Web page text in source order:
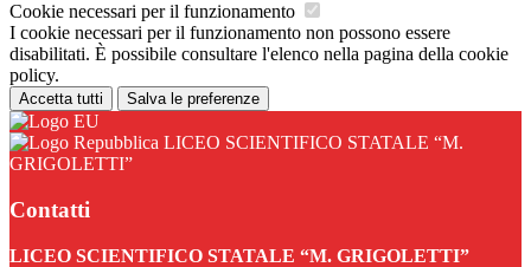
Cookie necessari per il funzionamento
I cookie necessari per il funzionamento non possono essere
disabilitati. È possibile consultare l'elenco nella pagina della cookie
policy.
Accetta tutti Salva le preferenze
LICEO SCIENTIFICO STATALE “M.
GRIGOLETTI”
Contatti
LICEO SCIENTIFICO STATALE “M. GRIGOLETTI”